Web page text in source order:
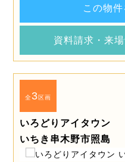
この物
資料請求・来
全3区画
いろどりアイタウン
いちき串木野市照島